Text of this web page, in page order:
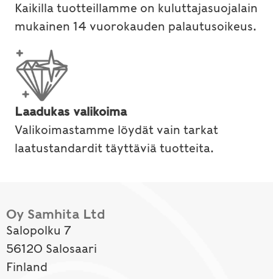
Kaikilla tuotteillamme on kuluttajasuojalain
mukainen 14 vuorokauden palautusoikeus.
Laadukas valikoima
Valikoimastamme löydät vain tarkat
laatustandardit täyttäviä tuotteita.
Oy Samhita Ltd
Salopolku 7
56120 Salosaari
Finland